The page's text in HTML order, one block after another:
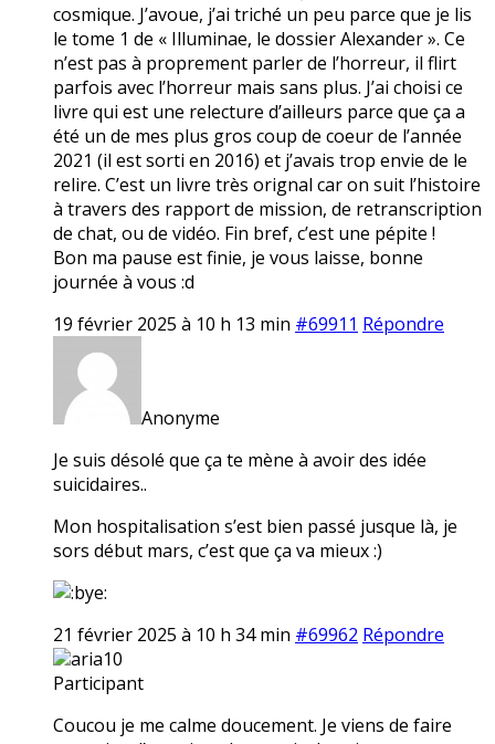
cosmique. J’avoue, j’ai triché un peu parce que je lis
le tome 1 de « Illuminae, le dossier Alexander ». Ce
n’est pas à proprement parler de l’horreur, il flirt
parfois avec l’horreur mais sans plus. J’ai choisi ce
livre qui est une relecture d’ailleurs parce que ça a
été un de mes plus gros coup de coeur de l’année
2021 (il est sorti en 2016) et j’avais trop envie de le
relire. C’est un livre très orignal car on suit l’histoire
à travers des rapport de mission, de retranscription
de chat, ou de vidéo. Fin bref, c’est une pépite !
Bon ma pause est finie, je vous laisse, bonne
journée à vous :d
19 février 2025 à 10 h 13 min #69911 Répondre
Anonyme
Je suis désolé que ça te mène à avoir des idée
suicidaires..
Mon hospitalisation s’est bien passé jusque là, je
sors début mars, c’est que ça va mieux :)
21 février 2025 à 10 h 34 min #69962 Répondre
aria10
Participant
Coucou je me calme doucement. Je viens de faire